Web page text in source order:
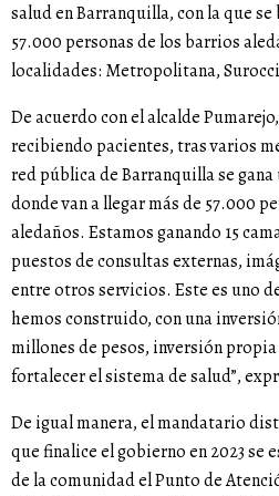
salud en Barranquilla, con la que
57.000 personas de los barrios
localidades: Metropolitana,
De acuerdo con el alcalde
recibiendo pacientes, tras varios
red pública de Barranquilla se gana
donde van a llegar más de 57.000
aledaños. Estamos ganando 15
puestos de consultas externas,
entre otros servicios. Este es uno
hemos construido, con una
millones de pesos, inversión
fortalecer el sistema de salud”,
De igual manera, el mandatario
que finalice el gobierno en 2023 se
de la comunidad el Punto de